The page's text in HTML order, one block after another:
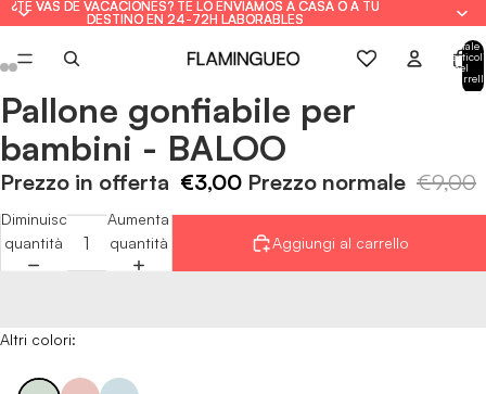
¿TE VAS DE VACACIONES? TE LO ENVIAMOS A CASA O A TU
DESTINO EN 24-72H LABORABLES
¿TE VAS DE VACACIONES? TE LO ENVIAMOS A CASA O A TU
DESTINO EN 24-72H LABORABLES
Totale
articoli
nel
Apri
immagine
a
schermo
Apri
immagine
a
schermo
Apri
immagine
a
schermo
Apri
immagine
a
schermo
Apri
immagine
a
schermo
Apri
immagine
a
schermo
Pallone gonfiabile per
bambini - BALOO
Prezzo in offerta €3,00 Prezzo normale €9,00
Diminuisci
quantità
Aumenta
quantità
Aggiungi al carrello
Altri colori: